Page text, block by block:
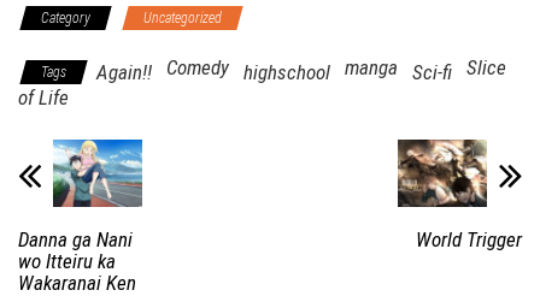
Category Uncategorized
Tags Again!! Comedy highschool manga Sci-fi Slice
of Life
Danna ga Nani
wo Itteiru ka
Wakaranai Ken
World Trigger